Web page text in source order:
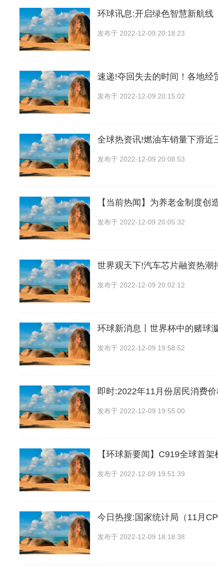
环球讯息:开启绿色智慧新航线
发布于 2022-12-09 20:18:23
速递!夺回失去的时间！各地经
发布于 2022-12-09 20:15:02
全球热资讯!燃油车销量下滑近
发布于 2022-12-09 20:08:53
【当前热闻】为养老金制度创
发布于 2022-12-09 20:05:32
世界观天下!汽车芯片融资热潮
发布于 2022-12-09 20:02:12
环球新消息丨世界杯中的赌球
发布于 2022-12-09 19:58:52
即时:2022年11月份居民消费
发布于 2022-12-09 19:55:00
【环球新要闻】C919全球首
发布于 2022-12-09 19:51:39
今日热搜:国家统计局（11月
发布于 2022-12-09 18:18:38